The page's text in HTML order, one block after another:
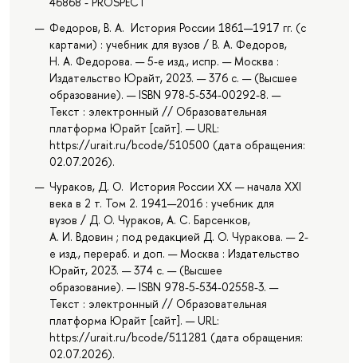
Федоров, В. А. История России 1861—1917 гг. (с
картами) : учебник для вузов / В. А. Федоров,
Н. А. Федорова. — 5-е изд., испр. — Москва :
Издательство Юрайт, 2023. — 376 с. — (Высшее
образование). — ISBN 978-5-534-00292-8. —
Текст : электронный // Образовательная
платформа Юрайт [сайт]. — URL:
https://urait.ru/bcode/510500 (дата обращения:
02.07.2026).
Чураков, Д. О. История России XX — начала XXI
века в 2 т. Том 2. 1941—2016 : учебник для
вузов / Д. О. Чураков, А. С. Барсенков,
А. И. Вдовин ; под редакцией Д. О. Чуракова. — 2-
е изд., перераб. и доп. — Москва : Издательство
Юрайт, 2023. — 374 с. — (Высшее
образование). — ISBN 978-5-534-02558-3. —
Текст : электронный // Образовательная
платформа Юрайт [сайт]. — URL:
https://urait.ru/bcode/511281 (дата обращения:
02.07.2026).